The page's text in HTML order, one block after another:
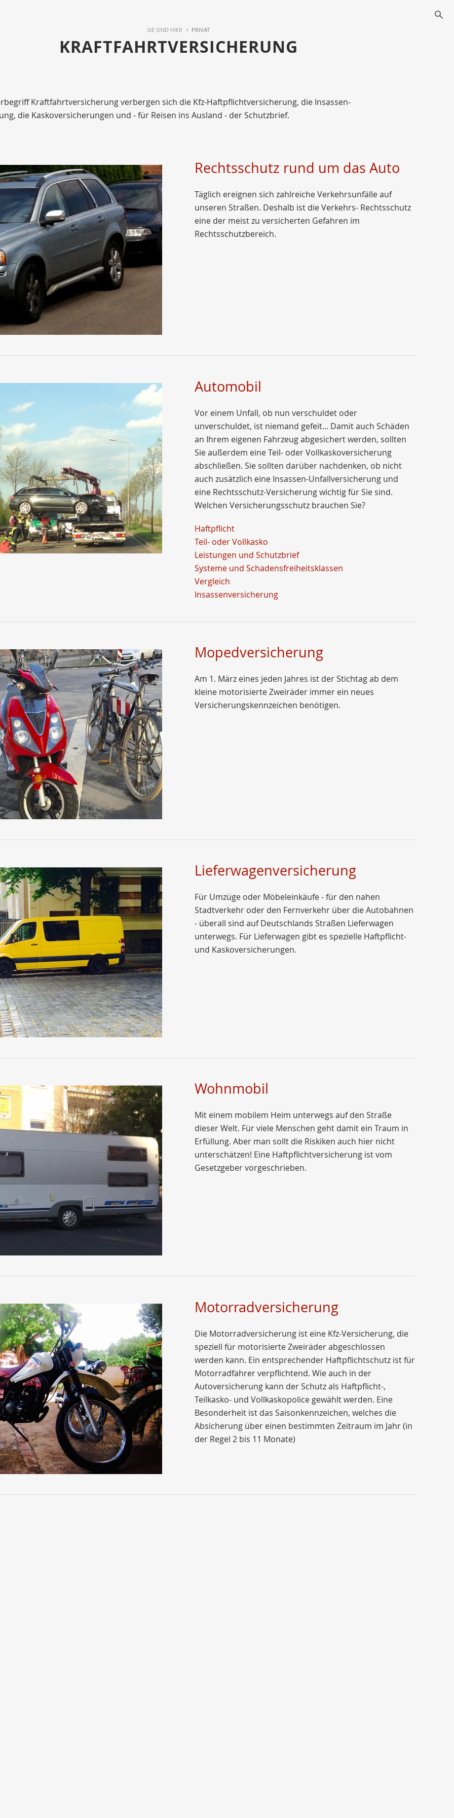
SIE SIND HIER PRIVAT
KRAFTFAHRTVERSICHERUNG
Kraftfahrtversicherung verbergen sich die Kfz-Haftpflichtversicherung, die Insassen-
die Kaskoversicherungen und - für Reisen ins Ausland - der Schutzbrief.
Rechtsschutz rund um das Auto
Täglich ereignen sich zahlreiche Verkehrsunfälle auf
unseren Straßen. Deshalb ist die Verkehrs- Rechtsschutz
eine der meist zu versicherten Gefahren im
Rechtsschutzbereich.
Automobil
Vor einem Unfall, ob nun verschuldet oder
unverschuldet, ist niemand gefeit... Damit auch Schäden
an Ihrem eigenen Fahrzeug abgesichert werden, sollten
Sie außerdem eine Teil- oder Vollkaskoversicherung
abschließen. Sie sollten darüber nachdenken, ob nicht
auch zusätzlich eine Insassen-Unfallversicherung und
eine Rechtsschutz-Versicherung wichtig für Sie sind.
Welchen Versicherungsschutz brauchen Sie?
Haftpflicht
Teil- oder Vollkasko
Leistungen und Schutzbrief
Systeme und Schadensfreiheitsklassen
Vergleich
Insassenversicherung
Mopedversicherung
Am 1. März eines jeden Jahres ist der Stichtag ab dem
kleine motorisierte Zweiräder immer ein neues
Versicherungskennzeichen benötigen.
Lieferwagenversicherung
Für Umzüge oder Möbeleinkäufe - für den nahen
Stadtverkehr oder den Fernverkehr über die Autobahnen
- überall sind auf Deutschlands Straßen Lieferwagen
unterwegs. Für Lieferwagen gibt es spezielle Haftpflicht-
und Kaskoversicherungen.
Wohnmobil
Mit einem mobilem Heim unterwegs auf den Straße
dieser Welt. Für viele Menschen geht damit ein Traum in
Erfüllung. Aber man sollt die Riskiken auch hier nicht
unterschätzen! Eine Haftpflichtversicherung ist vom
Gesetzgeber vorgeschrieben.
Motorradversicherung
Die Motorradversicherung ist eine Kfz-Versicherung, die
speziell für motorisierte Zweiräder abgeschlossen
werden kann. Ein entsprechender Haftpflichtschutz ist für
Motorradfahrer verpflichtend. Wie auch in der
Autoversicherung kann der Schutz als Haftpflicht-,
Teilkasko- und Vollkaskopolice gewählt werden. Eine
Besonderheit ist das Saisonkennzeichen, welches die
Absicherung über einen bestimmten Zeitraum im Jahr (in
der Regel 2 bis 11 Monate)